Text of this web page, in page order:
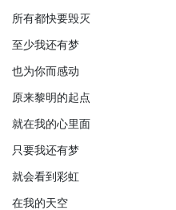
所有都快要毁灭
至少我还有梦
也为你而感动
原来黎明的起点
就在我的心里面
只要我还有梦
就会看到彩虹
在我的天空